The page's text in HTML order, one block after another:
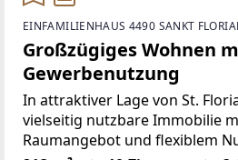
EINFAMILIENHAUS 4490 SANKT
Großzügiges Wohnen
Gewerbenutzung
In attraktiver Lage von St.
vielseitig nutzbare Immobilie
Raumangebot und flexiblem